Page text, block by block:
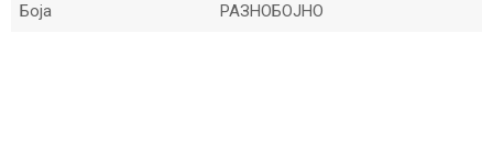
Боја РАЗНОБОЈНО